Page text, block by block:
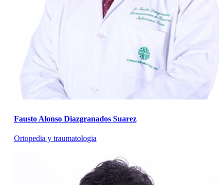
Fausto Alonso Diazgranados Suarez
Ortopedia y traumatologia